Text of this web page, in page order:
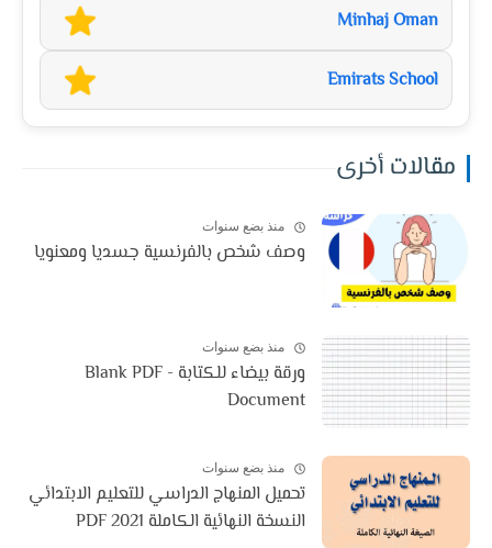
Minhaj Oman
Emirats School
مقالات أخرى
منذ بضع سنوات
وصف شخص بالفرنسية جسديا ومعنويا
منذ بضع سنوات
ورقة بيضاء للكتابة - Blank PDF
Document
منذ بضع سنوات
تحميل المنهاج الدراسي للتعليم الابتدائي
النسخة النهائية الكاملة 2021 PDF